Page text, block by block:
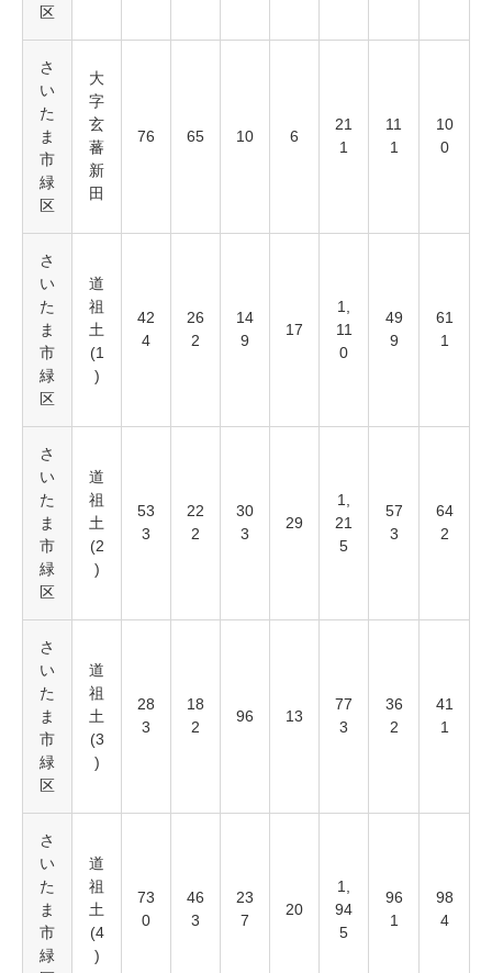
区
さ
い
た
ま
市
緑
区
大
字
玄
蕃
新
田
76 65 10 6
21
1
11
1
10
0
さ
い
た
ま
市
緑
区
道
祖
土
(1
)
42
4
26
2
14
9
17
1,
11
0
49
9
61
1
さ
い
た
ま
市
緑
区
道
祖
土
(2
)
53
3
22
2
30
3
29
1,
21
5
57
3
64
2
さ
い
た
ま
市
緑
区
道
祖
土
(3
)
28
3
18
2
96 13
77
3
36
2
41
1
さ
い
た
ま
市
緑
道
祖
土
(4
)
73
0
46
3
23
7
20
1,
94
5
96
1
98
4